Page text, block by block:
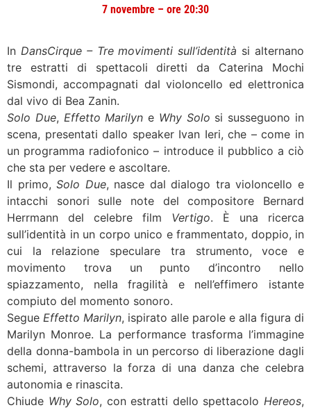
7 novembre – ore 20:30
In DansCirque – Tre movimenti sull’identità si alternano
tre estratti di spettacoli diretti da Caterina Mochi
Sismondi, accompagnati dal violoncello ed elettronica
dal vivo di Bea Zanin.
Solo Due, Effetto Marilyn e Why Solo si susseguono in
scena, presentati dallo speaker Ivan Ieri, che – come in
un programma radiofonico – introduce il pubblico a ciò
che sta per vedere e ascoltare.
Il primo,Solo Due, nasce dal dialogo tra violoncello e
intacchi sonori sulle note del compositore Bernard
Herrmann del celebre film Vertigo. È una ricerca
sull’identità in un corpo unico e frammentato, doppio, in
cui la relazione speculare tra strumento, voce e
movimento trova un punto d’incontro nello
spiazzamento, nella fragilità e nell’effimero istante
compiuto del momento sonoro.
Segue Effetto Marilyn, ispirato alle parole e alla figura di
Marilyn Monroe. La performance trasforma l’immagine
della donna-bambola in un percorso di liberazione dagli
schemi, attraverso la forza di una danza che celebra
autonomia e rinascita.
Chiude Why Solo, con estratti dello spettacoloHereos,